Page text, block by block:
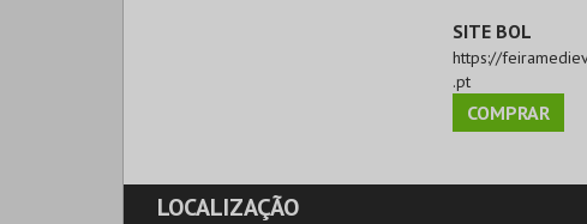
SITE BOL
https://
.pt
COMPRAR
LOCALIZAÇÃO